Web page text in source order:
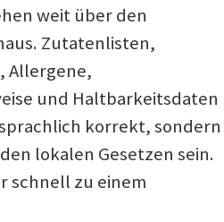
weit über den
Zutatenlisten,
Allergene,
und Haltbarkeitsdaten
korrekt, sondern
lokalen Gesetzen sein.
schnell zu einem